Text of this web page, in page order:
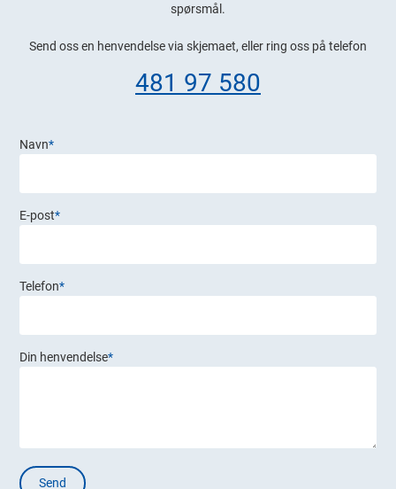
spørsmål.
Send oss en henvendelse via skjemaet, eller ring oss på telefon
481 97 580
Navn*
E-post*
Telefon*
Din henvendelse*